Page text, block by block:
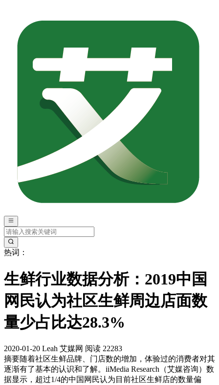
热词：
生鲜行业数据分析：2019中国
网民认为社区生鲜周边店面数
量少占比达28.3%
2020-01-20 Leah 艾媒网 阅读 22283
摘要随着社区生鲜品牌、门店数的增加，体验过的消费者对其
逐渐有了基本的认识和了解。iiMedia Research（艾媒咨询）数
据显示，超过1/4的中国网民认为目前社区生鲜店的数量偏